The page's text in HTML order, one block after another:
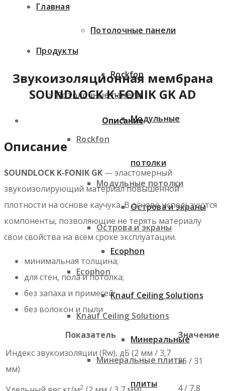
Главная
Продукты
Потолочные панели
Rockfon
Модульные потолки
Острова и экраны
Ecophon
Knauf Ceiling Solutions
Минеральные плиты
Потолочные панели
Rockfon
Модульные
потолки
Острова и экраны
Ecophon
Knauf Ceiling Solutions
Минеральные
плиты
Звукоизоляционная мембрана
SOUNDLOCK K‑FONIK GK AD
Описание
Описание
SOUNDLOCK K-FONIK GK — эластомерный
звукоизолирующий материал повышенной
плотности на основе каучука. В основе используются
компоненты, позволяющие не терять материалу
свои свойства на всём сроке эксплуатации.
минимальная толщина;
для стен, пола и потолка;
без запаха и примесей;
без волокон и пыли
Показатель
Значение
Индекс звукоизоляции (Rw), дБ (2 мм / 3,7
мм)
26 / 31
2 4 / 7,8